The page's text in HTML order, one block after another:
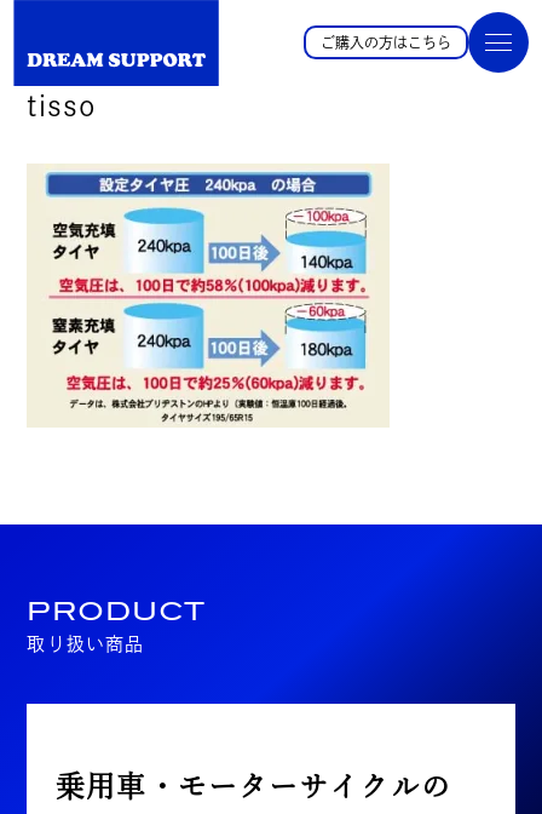
ご購入の方はこちら
tisso
PRODUCT
取り扱い商品
乗用車・モーターサイクルの